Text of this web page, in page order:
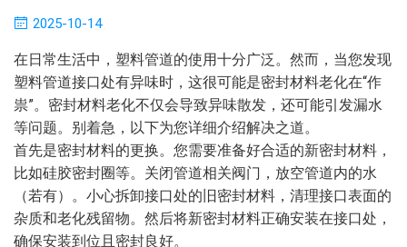
2025-10-14
在日常生活中，塑料管道的使用十分广泛。然而，当您发现
塑料管道接口处有异味时，这很可能是密封材料老化在“作
祟”。密封材料老化不仅会导致异味散发，还可能引发漏水
等问题。别着急，以下为您详细介绍解决之道。
首先是密封材料的更换。您需要准备好合适的新密封材料，
比如硅胶密封圈等。关闭管道相关阀门，放空管道内的水
（若有）。小心拆卸接口处的旧密封材料，清理接口表面的
杂质和老化残留物。然后将新密封材料正确安装在接口处，
确保安装到位且密封良好。